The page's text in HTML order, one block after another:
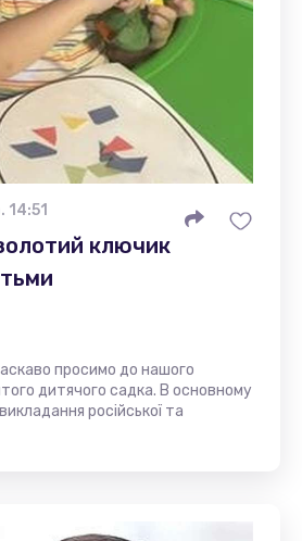
14:51
ключик
просимо до нашого
дитячого садка. В основному
російської та